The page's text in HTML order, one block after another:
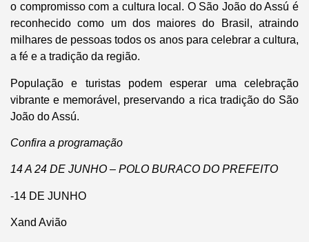
o compromisso com a cultura local. O São João do Assú é
reconhecido como um dos maiores do Brasil, atraindo
milhares de pessoas todos os anos para celebrar a cultura,
a fé e a tradição da região.
População e turistas podem esperar uma celebração
vibrante e memorável, preservando a rica tradição do São
João do Assú.
Confira a programação
14 A 24 DE JUNHO – POLO BURACO DO PREFEITO
-14 DE JUNHO
Xand Avião